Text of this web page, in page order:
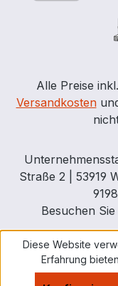
Alle Preise
Versandkosten
Straße 2 | 53919
Besuchen
Diese Website
Erfahrung